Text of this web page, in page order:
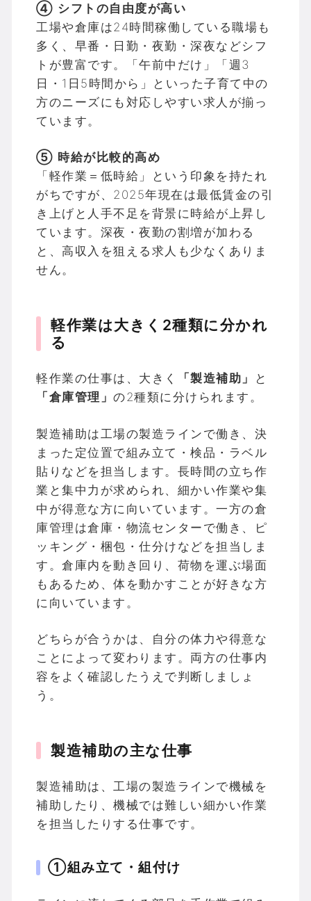
④ シフトの自由度が高い
工場や倉庫は24時間稼働している職場も
多く、早番・日勤・夜勤・深夜などシフ
トが豊富です。「午前中だけ」「週3
日・1日5時間から」といった子育て中の
方のニーズにも対応しやすい求人が揃っ
ています。
⑤ 時給が比較的高め
「軽作業＝低時給」という印象を持たれ
がちですが、2025年現在は最低賃金の引
き上げと人手不足を背景に時給が上昇し
ています。深夜・夜勤の割増が加わる
と、高収入を狙える求人も少なくありま
せん。
軽作業は大きく2種類に分かれ
る
軽作業の仕事は、大きく 「製造補助」
と
「倉庫管理」 の2種類に分けられます。
製造補助は工場の製造ラインで働き、決
まった定位置で組み立て・検品・ラベル
貼りなどを担当します。長時間の立ち作
業と集中力が求められ、細かい作業や集
中が得意な方に向いています。一方の倉
庫管理は倉庫・物流センターで働き、ピ
ッキング・梱包・仕分けなどを担当しま
す。倉庫内を動き回り、荷物を運ぶ場面
もあるため、体を動かすことが好きな方
に向いています。
どちらが合うかは、自分の体力や得意な
ことによって変わります。両方の仕事内
容をよく確認したうえで判断しましょ
う。
製造補助の主な仕事
製造補助は、工場の製造ラインで機械を
補助したり、機械では難しい細かい作業
を担当したりする仕事です。
①組み立て・組付け